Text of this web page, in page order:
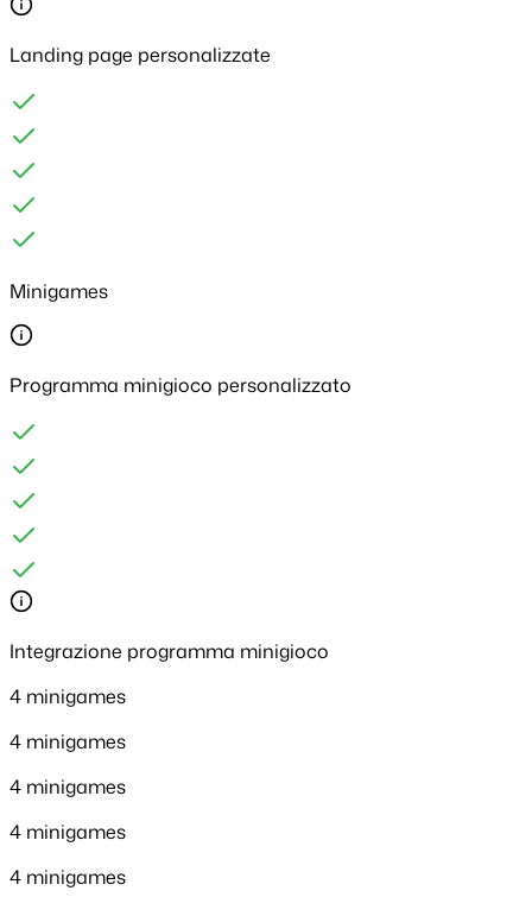
Landing page personalizzate
Minigames
Programma minigioco personalizzato
Integrazione programma minigioco
4 minigames
4 minigames
4 minigames
4 minigames
4 minigames